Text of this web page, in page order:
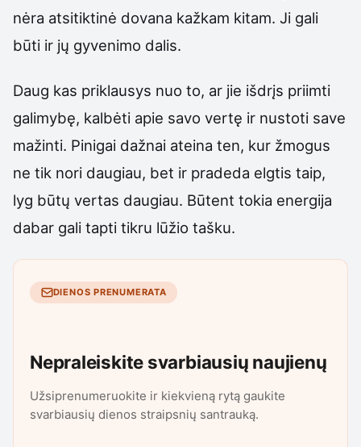
nėra atsitiktinė dovana kažkam kitam. Ji gali
būti ir jų gyvenimo dalis.
Daug kas priklausys nuo to, ar jie išdrįs priimti
galimybę, kalbėti apie savo vertę ir nustoti save
mažinti. Pinigai dažnai ateina ten, kur žmogus
ne tik nori daugiau, bet ir pradeda elgtis taip,
lyg būtų vertas daugiau. Būtent tokia energija
dabar gali tapti tikru lūžio tašku.
DIENOS PRENUMERATA
Nepraleiskite svarbiausių naujienų
Užsiprenumeruokite ir kiekvieną rytą gaukite
svarbiausių dienos straipsnių santrauką.